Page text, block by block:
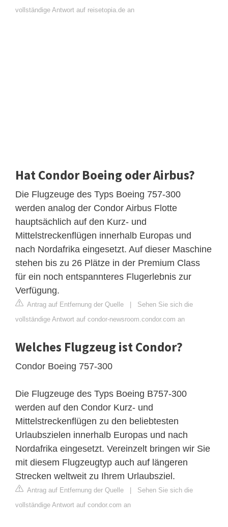
vollständige Antwort auf reisetopia.de an
Hat Condor Boeing oder Airbus?
Die Flugzeuge des Typs Boeing 757-300
werden analog der Condor Airbus Flotte
hauptsächlich auf den Kurz- und
Mittelstreckenflügen innerhalb Europas und
nach Nordafrika eingesetzt. Auf dieser Maschine
stehen bis zu 26 Plätze in der Premium Class
für ein noch entspannteres Flugerlebnis zur
Verfügung.
Antrag auf Entfernung der Quelle
Sehen Sie sich die
vollständige Antwort auf condor-newsroom.condor.com an
Welches Flugzeug ist Condor?
Condor Boeing 757-300
Die Flugzeuge des Typs Boeing B757-300
werden auf den Condor Kurz- und
Mittelstreckenflügen zu den beliebtesten
Urlaubszielen innerhalb Europas und nach
Nordafrika eingesetzt. Vereinzelt bringen wir Sie
mit diesem Flugzeugtyp auch auf längeren
Strecken weltweit zu Ihrem Urlaubsziel.
Antrag auf Entfernung der Quelle
Sehen Sie sich die
vollständige Antwort auf condor.com an